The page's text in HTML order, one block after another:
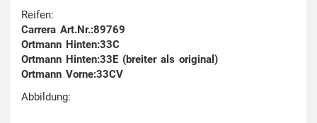
Reifen:
Carrera Art.Nr.:89769
Ortmann Hinten:33C
Ortmann Hinten:33E (breiter als original)
Ortmann Vorne:33CV
Abbildung: